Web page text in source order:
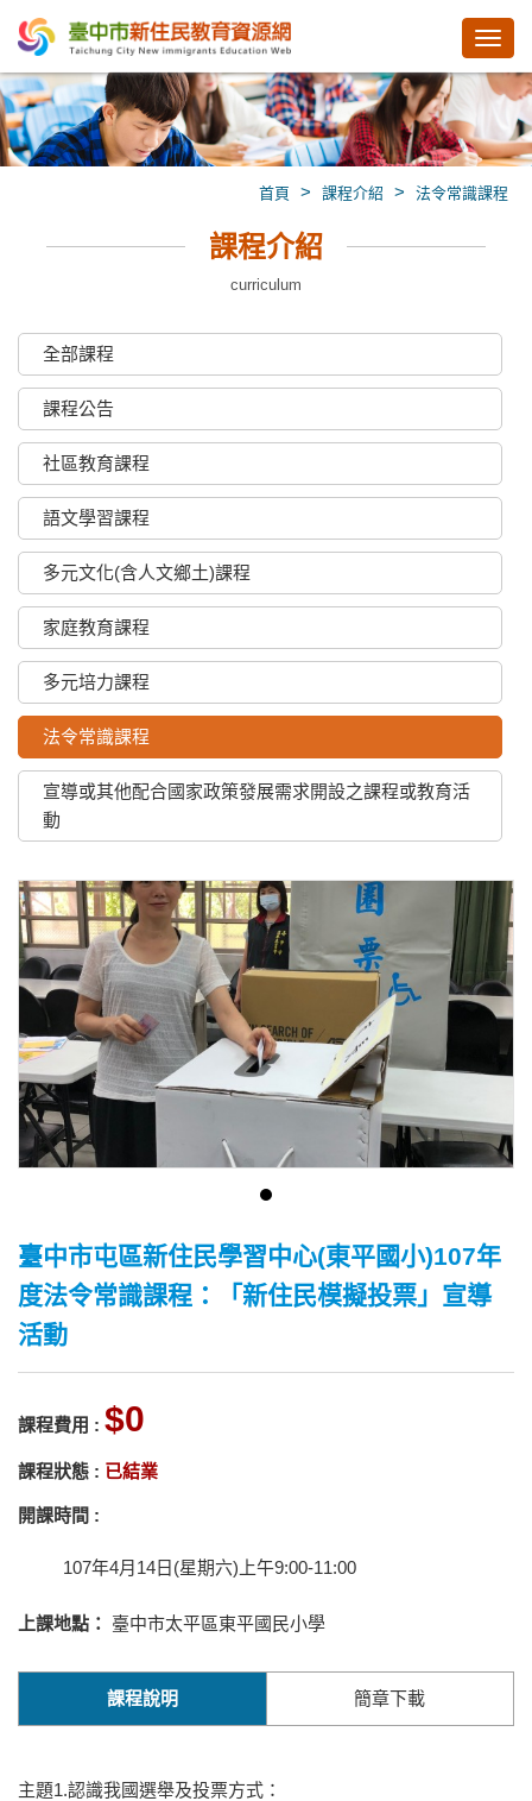
首頁 > 課程介紹 > 法令常識課程
課程介紹
curriculum
全部課程
課程公告
社區教育課程
語文學習課程
多元文化(含人文鄉土)課程
家庭教育課程
多元培力課程
法令常識課程
宣導或其他配合國家政策發展需求開設之課程或教育活
動
臺中市屯區新住民學習中心(東平國小)107年
度法令常識課程：「新住民模擬投票」宣導
活動
課程費用 : 0
課程狀態 : 已結業
開課時間 :
107年4月14日(星期六)上午9:00-11:00
上課地點： 臺中市太平區東平國民小學
課程說明 簡章下載
主題1.認識我國選舉及投票方式：